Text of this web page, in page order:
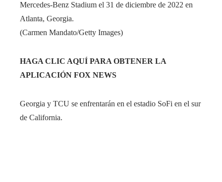
Mercedes-Benz Stadium el 31 de diciembre de 2022 en
Atlanta, Georgia.
(Carmen Mandato/Getty Images)
HAGA CLIC AQUÍ PARA OBTENER LA
APLICACIÓN FOX NEWS
Georgia y TCU se enfrentarán en el estadio SoFi en el sur
de California.